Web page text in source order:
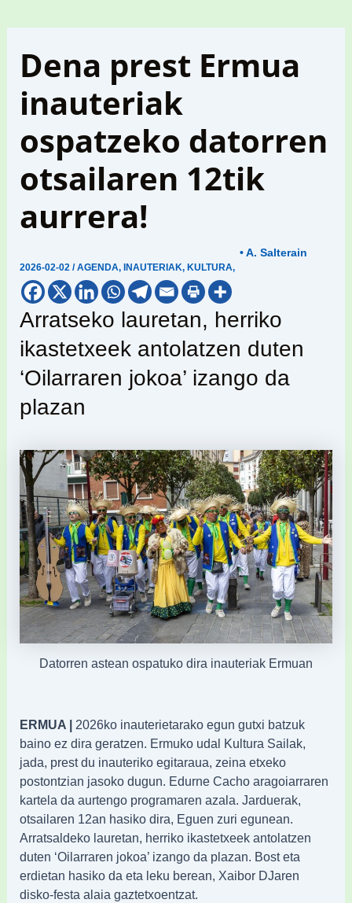
Dena prest Ermua
inauteriak
ospatzeko datorren
otsailaren 12tik
aurrera!
2026-02-02/AGENDA, INAUTERIAK, KULTURA,
• A. Salterain
Arratseko lauretan, herriko
ikastetxeek antolatzen duten
‘Oilarraren jokoa’ izango da
plazan
Datorren astean ospatuko dira inauteriak Ermuan
ERMUA |
2026ko inauterietarako egun gutxi batzuk
baino ez dira geratzen. Ermuko udal Kultura Sailak,
jada, prest du inauteriko egitaraua, zeina etxeko
postontzian jasoko dugun. Edurne Cacho aragoiarraren
kartela da aurtengo programaren azala. Jarduerak,
otsailaren 12an hasiko dira, Eguen zuri egunean.
Arratsaldeko lauretan, herriko ikastetxeek antolatzen
duten ‘Oilarraren jokoa’ izango da plazan. Bost eta
erdietan hasiko da eta leku berean, Xaibor DJaren
disko-festa alaia gaztetxoentzat.